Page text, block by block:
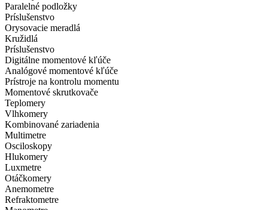
Paralelné podložky
Príslušenstvo
Orysovacie meradlá
Kružidlá
Príslušenstvo
Digitálne momentové kľúče
Analógové momentové kľúče
Prístroje na kontrolu momentu
Momentové skrutkovače
Teplomery
Vlhkomery
Kombinované zariadenia
Multimetre
Osciloskopy
Hlukomery
Luxmetre
Otáčkomery
Anemometre
Refraktometre